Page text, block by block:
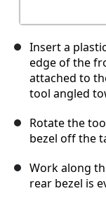
Insert a
edge of the
attached to
tool angled
Rotate the
bezel off the
Work along
rear bezel is